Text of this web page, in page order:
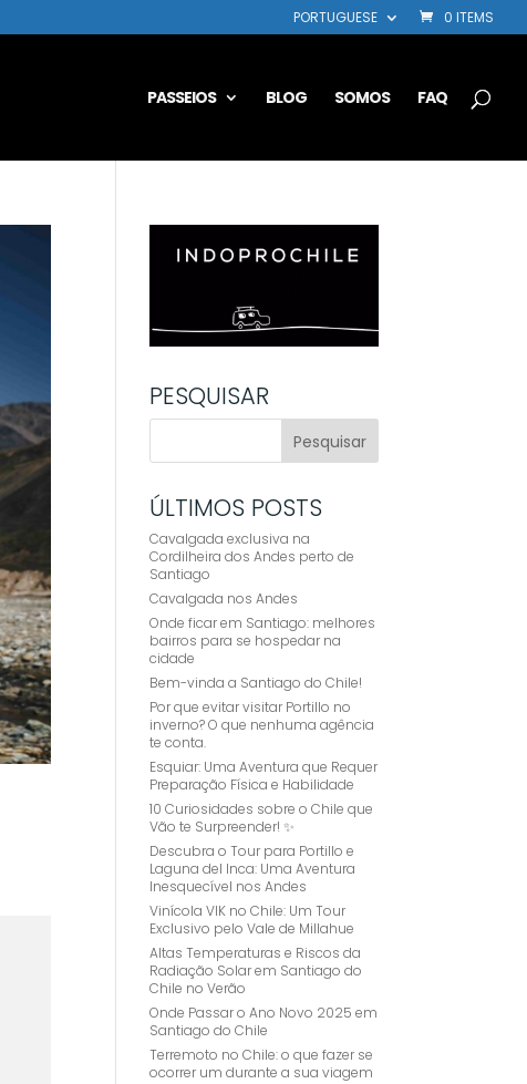
PORTUGUESE 0 ITEMS
PASSEIOS BLOG SOMOS FAQ
PESQUISAR
ÚLTIMOS POSTS
Cavalgada exclusiva na
Cordilheira dos Andes perto de
Santiago
Cavalgada nos Andes
Onde ficar em Santiago: melhores
bairros para se hospedar na
cidade
Bem-vinda a Santiago do Chile!
Por que evitar visitar Portillo no
inverno? O que nenhuma agência
te conta.
Esquiar: Uma Aventura que Requer
Preparação Física e Habilidade
10 Curiosidades sobre o Chile que
Vão te Surpreender! ✨
Descubra o Tour para Portillo e
Laguna del Inca: Uma Aventura
Inesquecível nos Andes
Vinícola VIK no Chile: Um Tour
Exclusivo pelo Vale de Millahue
Altas Temperaturas e Riscos da
Radiação Solar em Santiago do
Chile no Verão
Onde Passar o Ano Novo 2025 em
Santiago do Chile
Terremoto no Chile: o que fazer se
ocorrer um durante a sua viagem